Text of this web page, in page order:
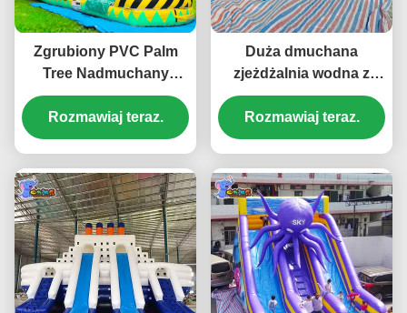
Zgrubiony PVC Palm
Tree Nadmuchany
Sliding Pool Wodny Dla
Dzieci
Rozmawiaj teraz.
Duża dmuchana
zjeżdżalnia wodna z
ośmiornicą, basen,
spersonalizowana
Rozmawiaj teraz.